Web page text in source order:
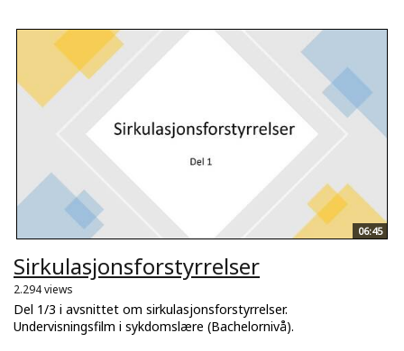
06:45
Sirkulasjonsforstyrrelser
2.294 views
Del 1/3 i avsnittet om sirkulasjonsforstyrrelser.
Undervisningsfilm i sykdomslære (Bachelornivå).